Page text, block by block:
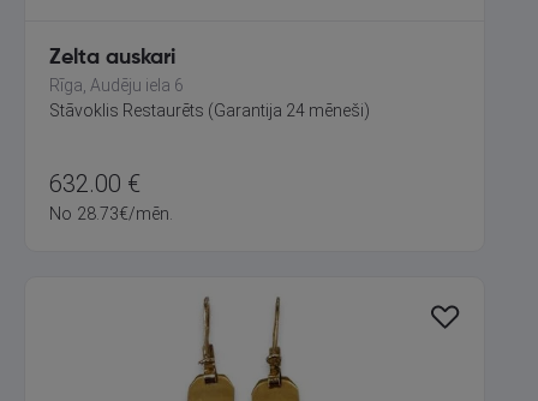
Zelta auskari
Rīga, Audēju iela 6
Stāvoklis Restaurēts (Garantija 24 mēneši)
632.00 €
No 28.73€/mēn.